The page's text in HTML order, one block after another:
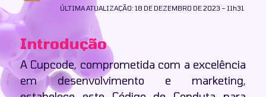
Políticas de Privacidade
Política Contra Abuso
Política Anticorrupção
Políticas de Cookies
Políticas de Direitos Humanos
ÚLTIMA ATUALIZAÇÃO: 18 DE DEZEMBRO DE 2023 – 11h31
Introdução
A Cupcode, comprometida com a excelência
em desenvolvimento e marketing,